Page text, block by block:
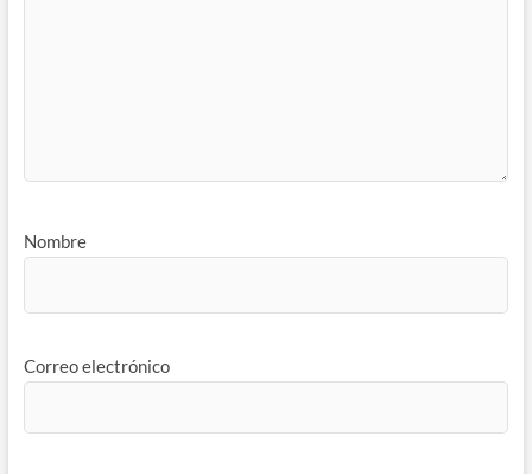
Nombre
Correo electrónico